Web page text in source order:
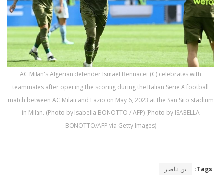
AC Milan's Algerian defender Ismael Bennacer (C) celebrates with
teammates after opening the scoring during the Italian Serie A football
match between AC Milan and Lazio on May 6, 2023 at the San Siro stadium
in Milan. (Photo by Isabella BONOTTO / AFP) (Photo by ISABELLA
BONOTTO/AFP via Getty Images)
Tags: بن ناصر